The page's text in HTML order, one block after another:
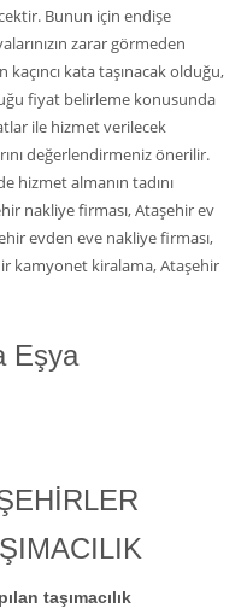
Bunun için endişe
zarar görmeden
kaçıncı kata taşınacak olduğu,
fiyat belirleme konusunda
ile hizmet verilecek
değerlendirmeniz önerilir.
hizmet almanın tadını
nakliye firması, Ataşehir ev
evden eve nakliye firması,
kamyonet kiralama, Ataşehir
Eşya
taşımacılık